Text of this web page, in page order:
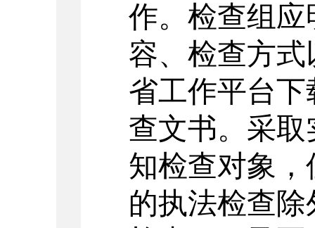
作。检查组
容、检查方
省工作平台
查文书。采
知检查对象
的执法检查